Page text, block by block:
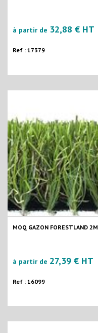
à partir de 32,88 € HT
Ref : 17379
MOQ GAZON FORESTLAND 2M
à partir de 27,39 € HT
Ref : 16099